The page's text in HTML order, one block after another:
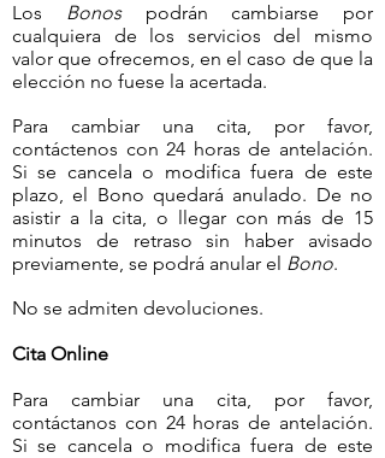
Los Bonospodrán cambiarse por
cualquiera de los servicios del mismo
valor que ofrecemos, en el caso de que la
elección no fuese la acertada.
Para cambiar una cita, por favor,
contáctenos con 24 horas de antelación.
Si se cancela o modifica fuera de este
plazo, el Bono quedará anulado. De no
asistir a la cita, o llegar con más de 15
minutos de retraso sin haber avisado
previamente, se podrá anular el Bono.
No se admiten devoluciones.
Cita Online
Para cambiar una cita, por favor,
contáctanos con 24 horas de antelación.
Si se cancela o modifica fuera de este